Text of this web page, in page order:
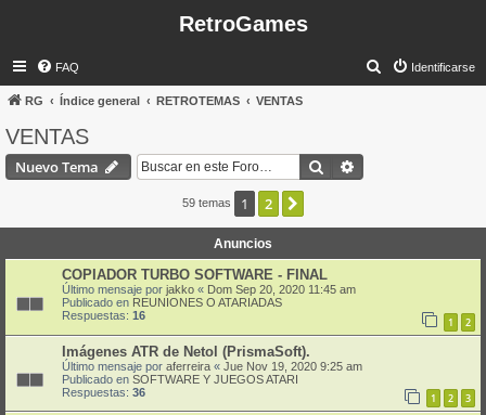
RetroGames
FAQ Identificarse
RG Índice general RETROTEMAS VENTAS
VENTAS
Nuevo Tema Buscar
59 temas 1 2
Anuncios
COPIADOR TURBO SOFTWARE - FINAL
Último mensaje por jakko « Dom Sep 20, 2020 11:45 am
Publicado en REUNIONES O ATARIADAS
Respuestas: 16 1 2
Imágenes ATR de Netol (PrismaSoft).
Último mensaje por aferreira « Jue Nov 19, 2020 9:25 am
Publicado en SOFTWARE Y JUEGOS ATARI
Respuestas: 36 1 2 3